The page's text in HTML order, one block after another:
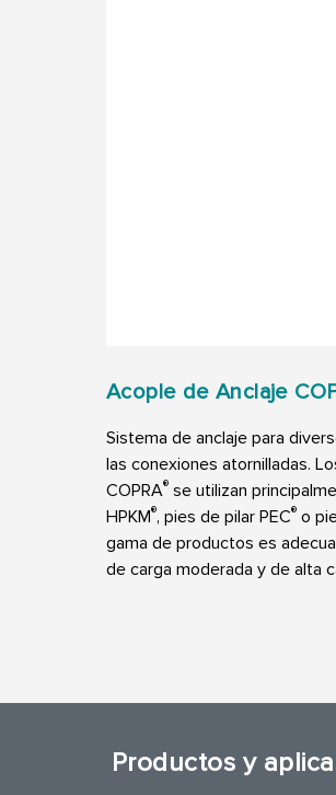
Acople de Anclaje
Sistema de anclaje para
las conexiones atornilladas.
COPRA® se utilizan
HPKM®, pies de pilar PEC® o
gama de productos es
de carga moderada y de alta
Productos y